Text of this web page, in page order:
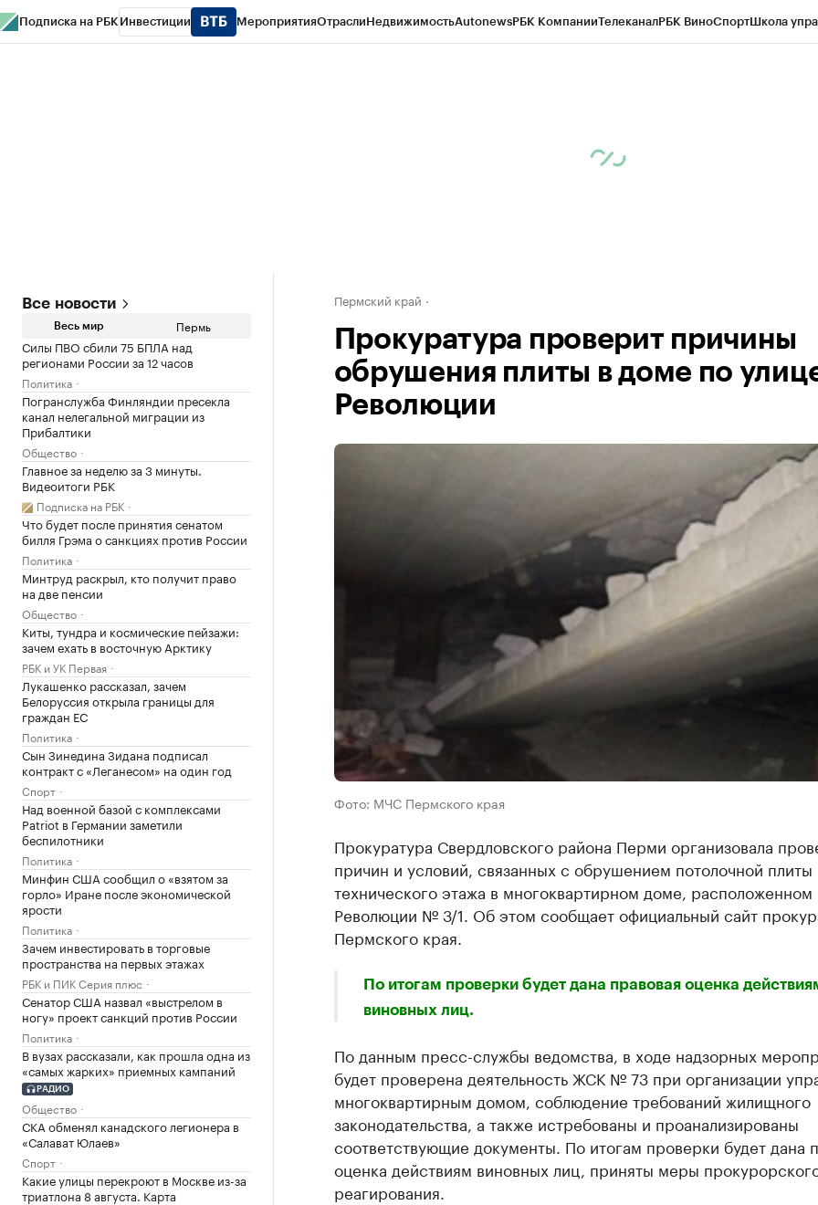
Подписка на РБК Инвестиции МероприятияОтраслиНедвижимостьAutonewsРБК КомпанииТелеканалРБК ВиноСпортШкола
Все новости
Весь мир Пермь
Силы ПВО сбили 75 БПЛА над
регионами России за 12 часов
Политика
Погранслужба Финляндии пресекла
канал нелегальной миграции из
Прибалтики
Общество
Главное за неделю за 3 минуты.
Видеоитоги РБК
Подписка на РБК
Что будет после принятия сенатом
билля Грэма о санкциях против России
Политика
Минтруд раскрыл, кто получит право
на две пенсии
Общество
Киты, тундра и космические пейзажи:
зачем ехать в восточную Арктику
РБК и УК Первая
Лукашенко рассказал, зачем
Белоруссия открыла границы для
граждан ЕС
Политика
Сын Зинедина Зидана подписал
контракт с «Леганесом» на один год
Спорт
Над военной базой с комплексами
Patriot в Германии заметили
беспилотники
Политика
Минфин США сообщил о «взятом за
горло» Иране после экономической
ярости
Политика
Зачем инвестировать в торговые
пространства на первых этажах
РБК и ПИК Серия плюс
Сенатор США назвал «выстрелом в
ногу» проект санкций против России
Политика
В вузах рассказали, как прошла одна из
«самых жарких» приемных кампаний
РАДИО
Общество
СКА обменял канадского легионера в
«Салават Юлаев»
Спорт
Какие улицы перекроют в Москве из-за
триатлона 8 августа. Карта
Пермский край
Прокуратура проверит причины
обрушения плиты в доме по
Революции
Фото: МЧС Пермского края
Прокуратура Свердловского района Перми организовала
причин и условий, связанных с обрушением потолочной плиты
технического этажа в многоквартирном доме, расположенном
Революции № 3/1. Об этом сообщает официальный сайт
Пермского края.
По итогам проверки будет дана правовая оценка
виновных лиц.
По данным пресс-службы ведомства, в ходе надзорных
будет проверена деятельность ЖСК № 73 при организации
многоквартирным домом, соблюдение требований жилищного
законодательства, а также истребованы и проанализированы
соответствующие документы. По итогам проверки будет дана
оценка действиям виновных лиц, приняты меры
реагирования.